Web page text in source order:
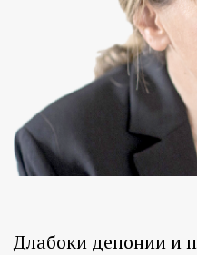
Длабоки депонии и